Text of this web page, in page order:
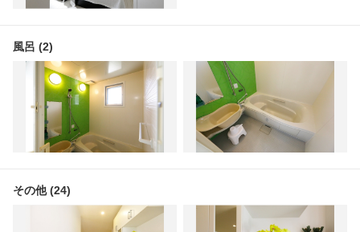
風呂 (2)
その他 (24)